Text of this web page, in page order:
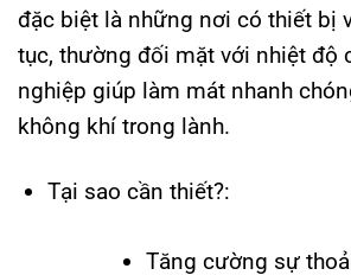
đặc biệt là những nơi có thiết bị
tục, thường đối mặt với nhiệt độ
nghiệp giúp làm mát nhanh
không khí trong lành.
Tại sao cần thiết?:
Tăng cường sự